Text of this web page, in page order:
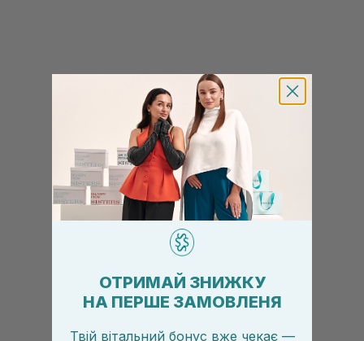
ОТРИМАЙ ЗНИЖКУ
НА ПЕРШЕ ЗАМОВЛЕНЯ
Твій вітальний бонус вже чекає —